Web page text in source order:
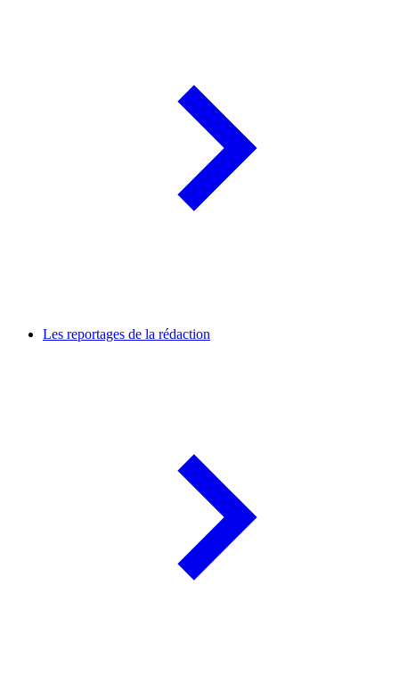
Les reportages de la rédaction